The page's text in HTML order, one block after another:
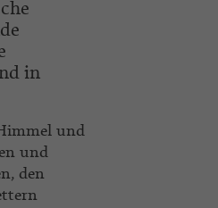
in
und
und
den